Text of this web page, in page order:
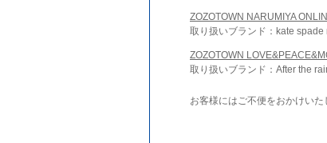
ZOZOTOWN NARUMIYA
取り扱いブランド：kate
ZOZOTOWN
取り扱いブランド：After the
お客様にはご不便をおかけい